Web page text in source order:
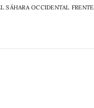
SÁHARA OCCIDENTAL FRENTE